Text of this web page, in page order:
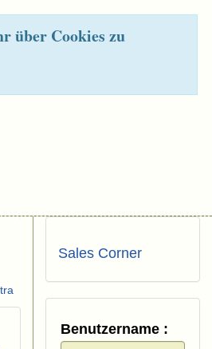
über Cookies zu
Sales Corner
Benutzername :